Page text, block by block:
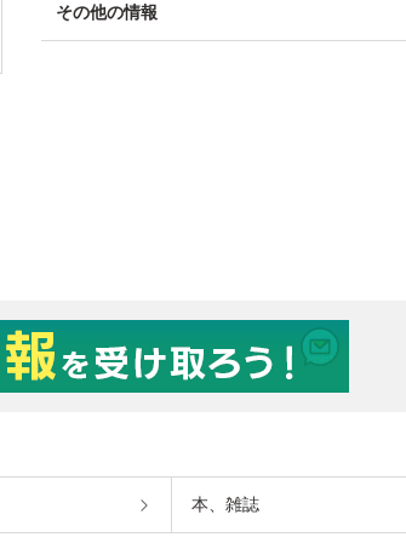
その他の情報
本、雑誌